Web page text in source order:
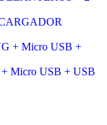
Micro USB + USB